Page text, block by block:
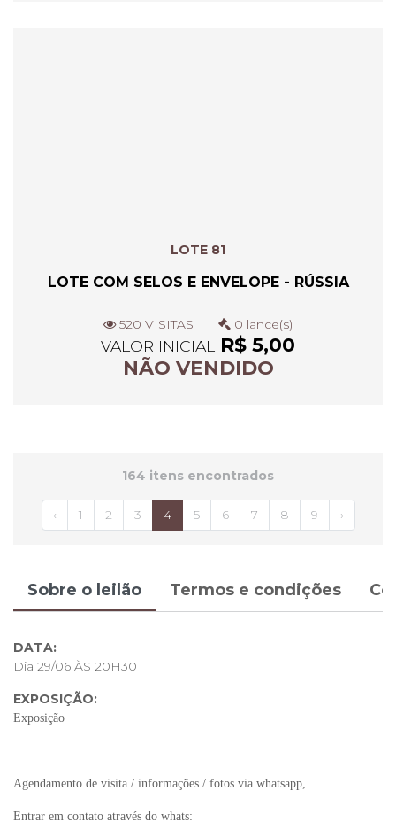
LOTE 81
LOTE COM SELOS E ENVELOPE - RÚSSIA
520 VISITAS 0 lance(s)
VALOR INICIAL
R$ 5,00
NÃO VENDIDO
164 itens encontrados
‹ 1 2 3 4 5 6 7 8 9 ›
Sobre o leilão Termos e condições
DATA:
Dia 29/06 ÀS 20H30
EXPOSIÇÃO:
Exposição
Agendamento de visita / informações / fotos via whatsapp,
Entrar em contato através do whats: